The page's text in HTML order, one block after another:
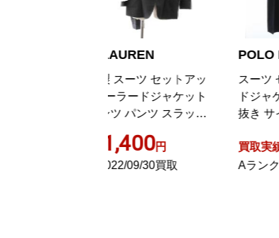
POLO RALPH LAUREN
スーツ セットアップ テーラー
ドジャケット シングル 2B 背
抜き サイドベンツ パンツ スラ
買取実績
Aランク 2025/07/29買取